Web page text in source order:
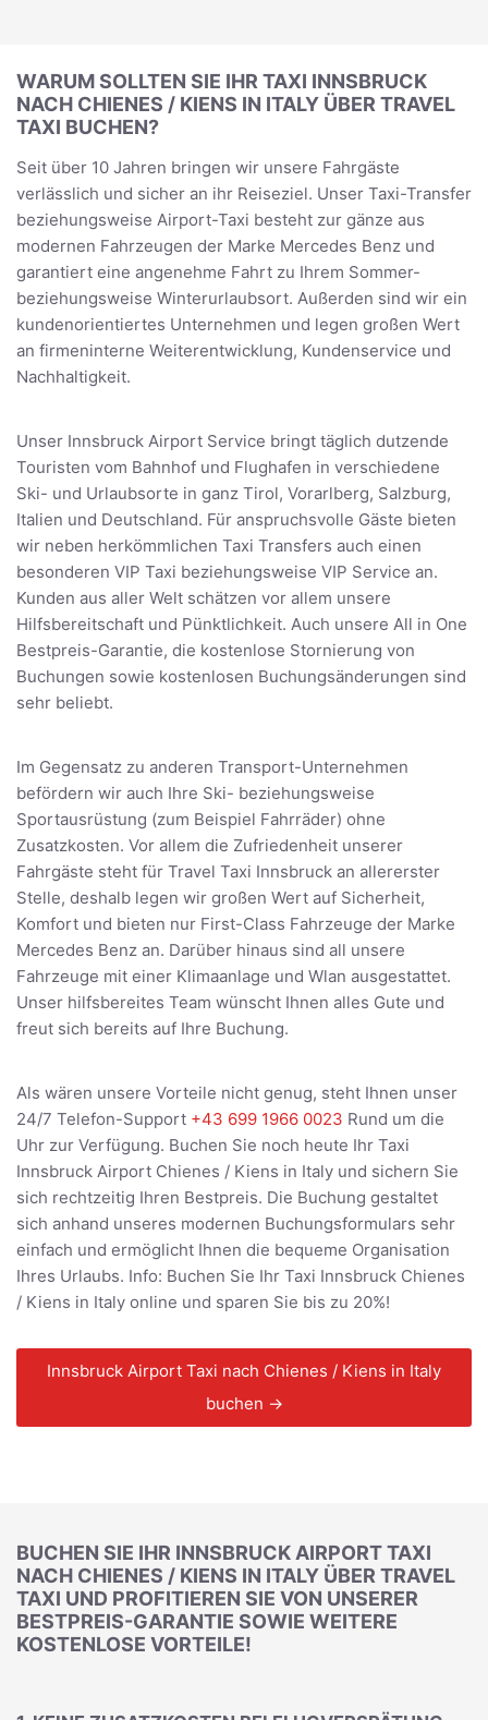
WARUM SOLLTEN SIE IHR TAXI INNSBRUCK
NACH CHIENES / KIENS IN ITALY ÜBER TRAVEL
TAXI BUCHEN?
Seit über 10 Jahren bringen wir unsere Fahrgäste
verlässlich und sicher an ihr Reiseziel. Unser Taxi-Transfer
beziehungsweise Airport-Taxi besteht zur gänze aus
modernen Fahrzeugen der Marke Mercedes Benz und
garantiert eine angenehme Fahrt zu Ihrem Sommer-
beziehungsweise Winterurlaubsort. Außerden sind wir ein
kundenorientiertes Unternehmen und legen großen Wert
an firmeninterne Weiterentwicklung, Kundenservice und
Nachhaltigkeit.
Unser Innsbruck Airport Service bringt täglich dutzende
Touristen vom Bahnhof und Flughafen in verschiedene
Ski- und Urlaubsorte in ganz Tirol, Vorarlberg, Salzburg,
Italien und Deutschland. Für anspruchsvolle Gäste bieten
wir neben herkömmlichen Taxi Transfers auch einen
besonderen VIP Taxi beziehungsweise VIP Service an.
Kunden aus aller Welt schätzen vor allem unsere
Hilfsbereitschaft und Pünktlichkeit. Auch unsere All in One
Bestpreis-Garantie, die kostenlose Stornierung von
Buchungen sowie kostenlosen Buchungsänderungen sind
sehr beliebt.
Im Gegensatz zu anderen Transport-Unternehmen
befördern wir auch Ihre Ski- beziehungsweise
Sportausrüstung (zum Beispiel Fahrräder) ohne
Zusatzkosten. Vor allem die Zufriedenheit unserer
Fahrgäste steht für Travel Taxi Innsbruck an allererster
Stelle, deshalb legen wir großen Wert auf Sicherheit,
Komfort und bieten nur First-Class Fahrzeuge der Marke
Mercedes Benz an. Darüber hinaus sind all unsere
Fahrzeuge mit einer Klimaanlage und Wlan ausgestattet.
Unser hilfsbereites Team wünscht Ihnen alles Gute und
freut sich bereits auf Ihre Buchung.
Als wären unsere Vorteile nicht genug, steht Ihnen unser
24/7 Telefon-Support +43 699 1966 0023 Rund um die
Uhr zur Verfügung. Buchen Sie noch heute Ihr Taxi
Innsbruck Airport Chienes / Kiens in Italy und sichern Sie
sich rechtzeitig Ihren Bestpreis. Die Buchung gestaltet
sich anhand unseres modernen Buchungsformulars sehr
einfach und ermöglicht Ihnen die bequeme Organisation
Ihres Urlaubs. Info: Buchen Sie Ihr Taxi Innsbruck Chienes
/ Kiens in Italy online und sparen Sie bis zu 20%!
Innsbruck Airport Taxi nach Chienes / Kiens in Italy
buchen →
BUCHEN SIE IHR INNSBRUCK AIRPORT TAXI
NACH CHIENES / KIENS IN ITALY ÜBER TRAVEL
TAXI UND PROFITIEREN SIE VON UNSERER
BESTPREIS-GARANTIE SOWIE WEITERE
KOSTENLOSE VORTEILE!